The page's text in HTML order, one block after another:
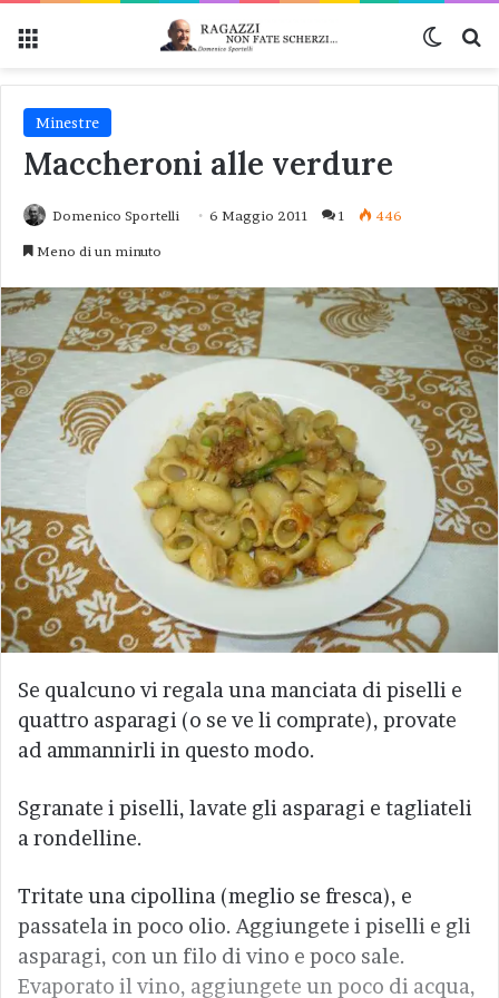
Minestre
Maccheroni alle verdure
Domenico Sportelli 6 Maggio 2011 1 446
Meno di un minuto
Se qualcuno vi regala una manciata di piselli e
quattro asparagi (o se ve li comprate), provate
ad ammannirli in questo modo.
Sgranate i piselli, lavate gli asparagi e tagliateli
a rondelline.
Tritate una cipollina (meglio se fresca), e
passatela in poco olio. Aggiungete i piselli e gli
asparagi, con un filo di vino e poco sale.
Evaporato il vino, aggiungete un poco di acqua,